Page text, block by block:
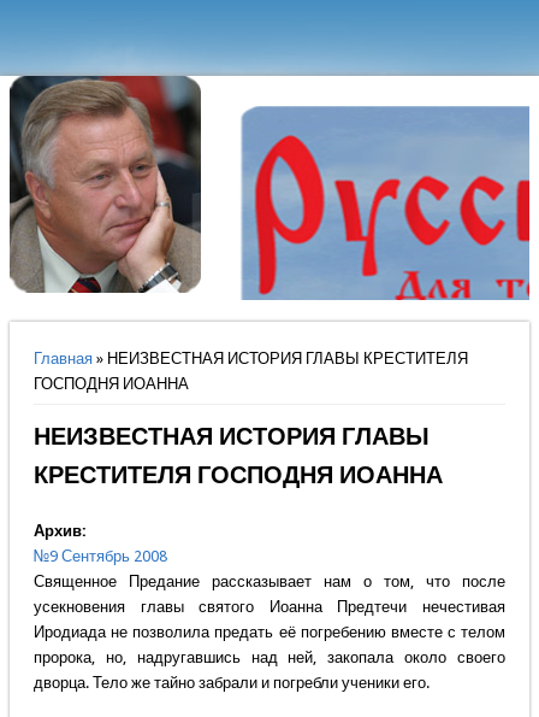
Вы здесь
Главная» НЕИЗВЕСТНАЯ ИСТОРИЯ ГЛАВЫ КРЕСТИТЕЛЯ
ГОСПОДНЯ ИОАННА
НЕИЗВЕСТНАЯ ИСТОРИЯ ГЛАВЫ
КРЕСТИТЕЛЯ ГОСПОДНЯ ИОАННА
Архив:
№9 Сентябрь 2008
Священное Предание рассказывает нам о том, что после
усекновения главы святого Иоанна Предтечи нечестивая
Иродиада не позволила предать её погребению вместе с телом
пророка, но, надругавшись над ней, закопала около своего
дворца. Тело же тайно забрали и погребли ученики его.